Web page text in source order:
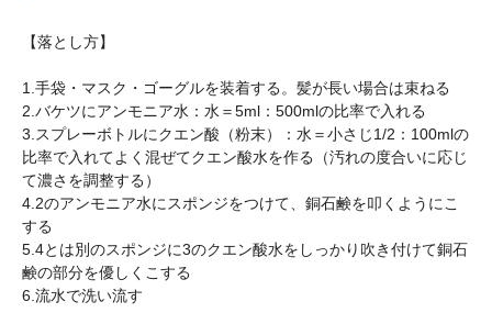
【落とし方】
1.手袋・マスク・ゴーグルを装着する。髪が長い場合は束ねる
2.バケツにアンモニア水：水＝5ml：500mlの比率で入れる
3.スプレーボトルにクエン酸（粉末）：水＝小さじ1/2：100mlの
比率で入れてよく混ぜてクエン酸水を作る（汚れの度合いに応じ
て濃さを調整する）
4.2のアンモニア水にスポンジをつけて、銅石鹸を叩くようにこ
する
5.4とは別のスポンジに3のクエン酸水をしっかり吹き付けて銅石
鹸の部分を優しくこする
6.流水で洗い流す